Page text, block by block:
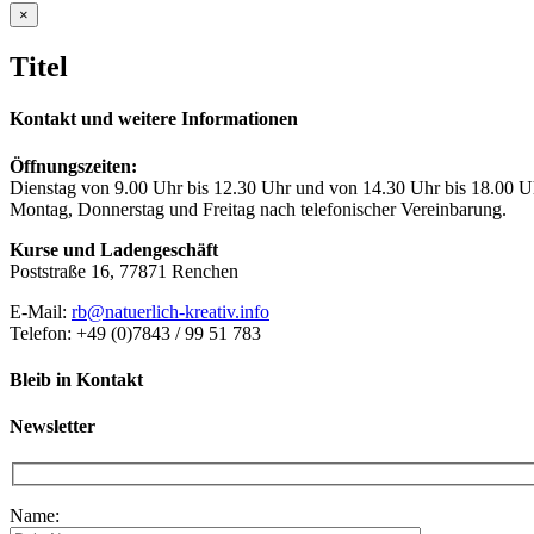
Close
product
view
×
Titel
Kontakt und weitere Informationen
Öffnungszeiten:
Dienstag von 9.00 Uhr bis 12.30 Uhr und von 14.30 Uhr bis 18.00
Montag, Donnerstag und Freitag nach telefonischer Vereinbarung.
Kurse und Ladengeschäft
Poststraße 16, 77871 Renchen
E-Mail: rb@natuerlich-kreativ.info
Telefon: +49 (0)7843 / 99 51 783
Bleib in Kontakt
Newsletter
Name: